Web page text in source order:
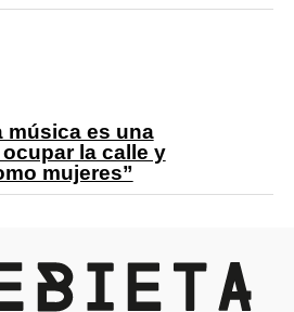
música es una
la calle y
mujeres”